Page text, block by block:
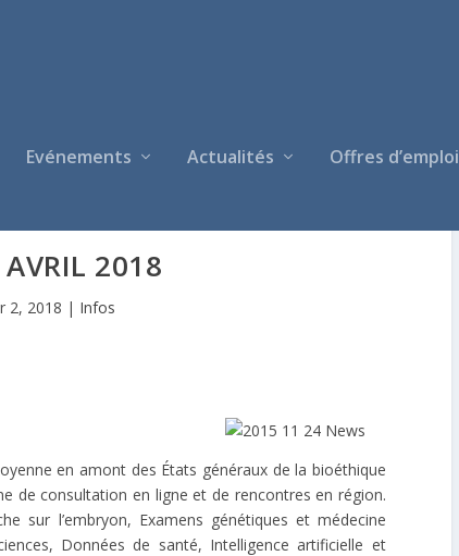
Evénements Actualités Offres d’emploi
2018
2, 2018 | Infos
en amont des États généraux de la bioéthique
de consultation en ligne et de rencontres en région.
sur l’embryon, Examens génétiques et médecine
Données de santé, Intelligence artificielle et